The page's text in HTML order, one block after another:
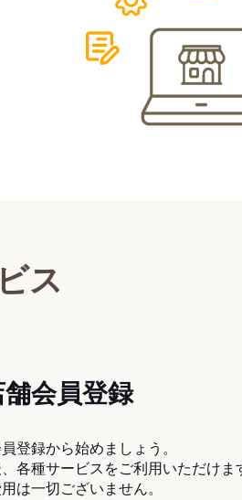
ス
会員登録
登録から始めましょう。
各種サービスをご利用いただけま
は一切ございません。